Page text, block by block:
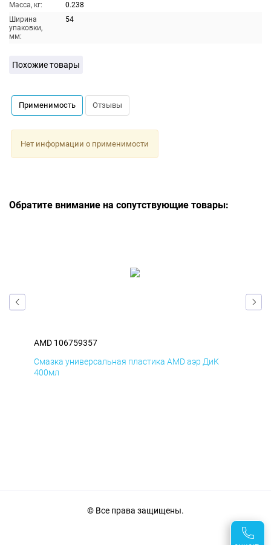
Масса, кг:
0.238
Ширина
упаковки,
мм:
54
Похожие товары
Применимость Отзывы
Нет информации о применимости
Обратите внимание на сопутствующие товары:
AMD 106759357
Смазка универсальная пластика AMD аэр ДиК
400мл
© Все права защищены.